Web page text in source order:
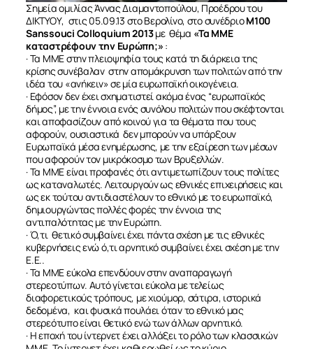
Σημεία ομιλίας Άννας Διαμαντοπούλου, Προέδρου του
ΔΙΚΤΥΟΥ, στις 05.09.13 στο Βερολίνο, στο συνέδριοΜ100
Sanssouci Colloquium 2013με θέμα «Τα ΜΜΕ
καταστρέφουν την Ευρώπη;» :
· Τα ΜΜΕ στην πλειοψηφία τους κατά τη διάρκεια της
κρίσης συνέβαλαν στην απομάκρυνση των πολιτών από την
ιδέα του «ανήκειν» σε μία ευρωπαϊκή οικογένεια.
· Εφόσον δεν έχει σχηματιστεί ακόμα ένας “ευρωπαϊκός
δήμος”, με την έννοια ενός συνόλου πολιτών που σκέφτονται
και αποφασίζουν από κοινού για τα θέματα που τους
αφορούν, ουσιαστικά δεν μπορούν να υπάρξουν
Ευρωπαϊκά μέσα ενημέρωσης, με την εξαίρεση των μέσων
που αφορούν τον μικρόκοσμο των Βρυξελλών.
· Τα ΜΜΕ είναι προφανές ότι αντιμετωπίζουν τους πολίτες
ως καταναλωτές. Λειτουργούν ως εθνικές επιχειρήσεις και
ως εκ τούτου αντιδιαστέλουν το εθνικό με το ευρωπαϊκό,
δημιουργώντας πολλές φορές την έννοια της
αντιπαλότητας με την Ευρώπη.
· Ό,τι θετικό συμβαίνει έχει πάντα σχέση με τις εθνικές
κυβερνήσεις ενώ ό,τι αρνητικό συμβαίνει έχει σχέση με την
Ε.Ε..
· Τα ΜΜΕ εύκολα επενδύουν στην αναπαραγωγή
στερεοτύπων. Αυτό γίνεται εύκολα με τελείως
διαφορετικούς τρόπους, με χιούμορ, σάτιρα, ιστορικά
δεδομένα, και φυσικά πουλάει όταν το εθνικό μας
στερεότυπο είναι θετικό ενώ των άλλων αρνητικό.
· Η εποχή του ίντερνετ έχει αλλάξει το ρόλο των κλασσικών